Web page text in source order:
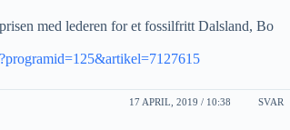
med lederen for et fossilfritt Dalsland, Bo
17 APRIL, 2019 / 10:38 SVAR